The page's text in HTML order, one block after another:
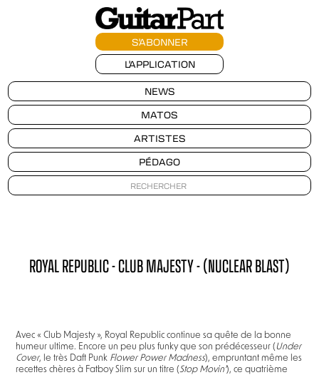
S'ABONNER
L'APPLICATION
NEWS
MATOS
ARTISTES
PÉDAGO
ROYAL REPUBLIC - CLUB MAJESTY - (NUCLEAR BLAST)
Avec « Club Majesty », Royal Republic continue sa quête de la bonne
humeur ultime. Encore un peu plus funky que son prédécesseur (Under
Cover, le très Daft Punk Flower Power Madness), empruntant même les
recettes chères à Fatboy Slim sur un titre (Stop Movin’), ce quatrième